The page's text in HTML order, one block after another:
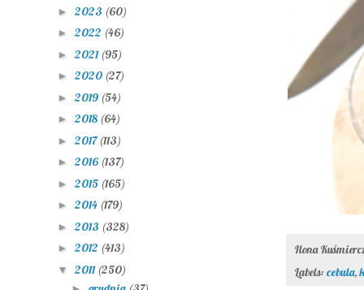
Ilona
Labels: cebula,
► 2023 (60)
► 2022 (46)
► 2021 (95)
► 2020 (27)
► 2019 (54)
► 2018 (64)
► 2017(113)
► 2016 (137)
► 2015 (165)
► 2014 (179)
► 2013 (328)
► 2012 (413)
▼ 2011 (250)